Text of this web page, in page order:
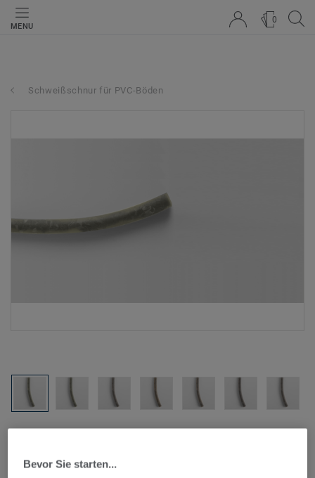
MENU
0
Schweißschnur für PVC-Böden
Tarkett Zubehör Komplettsortiment
Bevor Sie starten...